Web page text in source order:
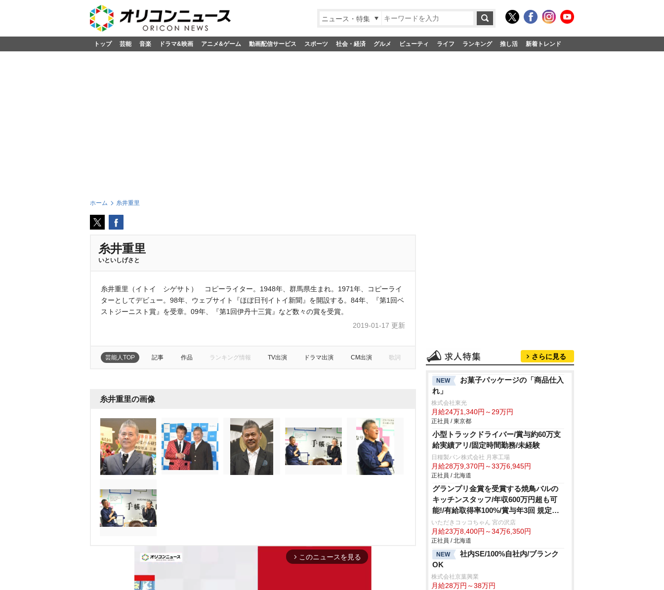
ニュース・特集
トップ 芸能 音楽 ドラマ&映画 アニメ&ゲーム 動画配信サービス スポーツ 社会・経済 グルメ ビューティ ライフ ランキング 推し活 新着トレンド
ホーム 糸井重里
糸井重里
いといしげさと
糸井重里（イトイ シゲサト） コピーライター。1948年、群馬県生まれ。1971年、コピーライ
ターとしてデビュー。98年、ウェブサイト『ほぼ日刊イトイ新聞』を開設する。84年、『第1回ベ
ストジーニスト賞』を受章。09年、『第1回伊丹十三賞』など数々の賞を受賞。
2019-01-17 更新
芸能人TOP 記事 作品 ランキング情報 TV出演 ドラマ出演 CM出演 歌詞
糸井重里の画像
arrow_forward_ios このニュースを見る
さらに見る
NEW
お菓子パッケージの「商品仕入
れ」
株式会社東光
月給24万1,340円～29万円
正社員 / 東京都
小型トラックドライバー/賞与約60万支
給実績アリ/固定時間勤務/未経験
日糧製パン株式会社 月寒工場
月給28万9,370円～33万6,945円
正社員 / 北海道
グランプリ金賞を受賞する焼鳥バルの
キッチンスタッフ/年収600万円超も可
能!/有給取得率100%/賞与年3回 規定あ
り
いただきコッコちゃん 宮の沢店
月給23万8,400円～34万6,350円
正社員 / 北海道
NEW
社内SE/100%自社内/ブランク
OK
株式会社京葉興業
月給28万円～38万円